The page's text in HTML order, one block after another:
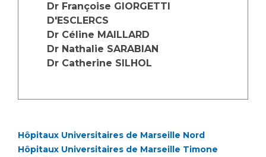
Qualité
Nos indicateurs qualité et de sécurité des soins
Sécurité
Dr Françoise GIORGETTI
D'ESCLERCS
Dr Céline MAILLARD
Dr Nathalie SARABIAN
Dr Catherine SILHOL
Hôpitaux Universitaires de Marseille Nord
Hôpitaux Universitaires de Marseille Timone